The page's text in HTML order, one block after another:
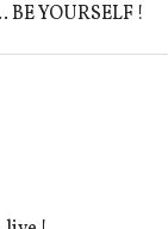
YOURSELF !